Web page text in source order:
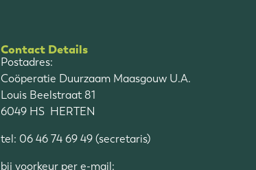
Contact Details
Postadres:
Coöperatie Duurzaam Maasgouw U.A.
Louis Beelstraat 81
6049 HS HERTEN
tel: 06 46 74 69 49 (secretaris)
bij voorkeur per e-mail: